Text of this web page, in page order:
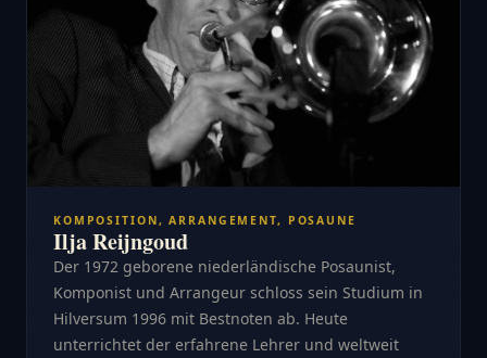
KOMPOSITION, ARRANGEMENT, POSAUNE
Ilja Reijngoud
Der 1972 geborene niederländische Posaunist,
Komponist und Arrangeur schloss sein Studium in
Hilversum 1996 mit Bestnoten ab. Heute
unterrichtet der erfahrene Lehrer und weltweit